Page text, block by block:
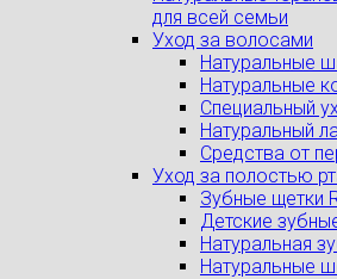
для всей семьи
Уход за волосами
Натуральные
Натуральные
Специальный
Натуральный
Средства от
Уход за полостью
Зубные щетки
Детские
Натуральная
Натуральные